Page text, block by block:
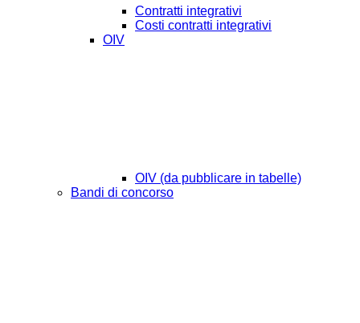
Contratti integrativi
Costi contratti integrativi
OIV
OIV (da pubblicare in tabelle)
Bandi di concorso